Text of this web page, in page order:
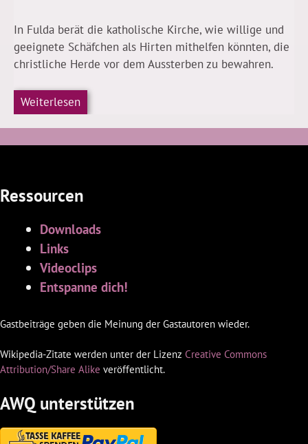
In Fulda berät die katholische Kirche, wie willige und
geeignete Schäfchen als Hirten mithelfen könnten, die
christliche Herde vor dem Aussterben zu bewahren.
Weiterlesen
Ressourcen
Downloads
Links
Videoclips
Entspanne dich!
Gastbeiträge geben die Meinung der Gastautoren wieder.
Wikipedia-Zitate werden unter der Lizenz Creative Commons
Attribution/Share Alike veröffentlicht.
AWQ unterstützen